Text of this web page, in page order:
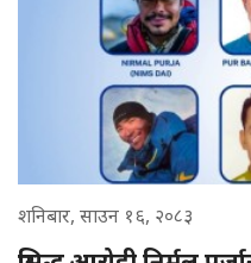
शनिबार, साउन १६, २०८३